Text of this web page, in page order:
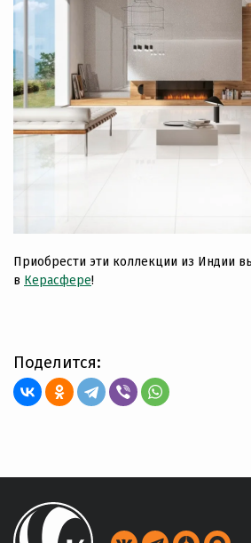
Приобрести эти коллекции из Индии
в Керасфере!
Поделится: